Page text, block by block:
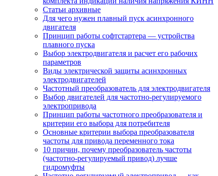
Статьи архивные
Для чего нужен плавный пуск асинхронного
двигателя
Принцип работы софтстартера — устройства
плавного пуска
Выбор электродвигателя и расчет его рабочих
параметров
Виды электрической защиты асинхронных
электродвигателей
Частотный преобразователь для электродвигателя
Выбор двигателей для частотно-регулируемого
электропривода
Принцип работы частотного преобразователя и
критерии его выбора для потребителя
Основные критерии выбора преобразователя
частоты для привода переменного тока
10 причин, почему преобразователь частоты
(частотно-регулируемый привод) лучше
гидромуфты